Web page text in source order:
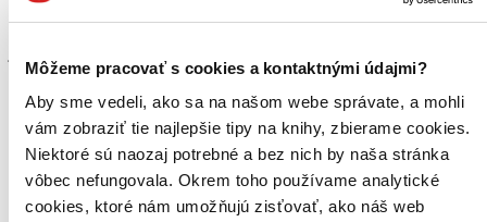
Môžeme pracovať s cookies a kontaktnými údajmi?
Aby sme vedeli, ako sa na našom webe správate, a mohli
vám zobraziť tie najlepšie tipy na knihy, zbierame cookies.
Niektoré sú naozaj potrebné a bez nich by naša stránka
vôbec nefungovala. Okrem toho používame analytické
cookies, ktoré nám umožňujú zisťovať, ako náš web
8,60 €
Do 13 – 18 dní
Tento produkt momentálne nemáme na sklade, ale zvyčajne
vám ho vieme zabezpečiť a odoslať do 13 – 18 dní. A
posnažíme sa aj trochu rýchlejšie!
Pridať do zoznamu